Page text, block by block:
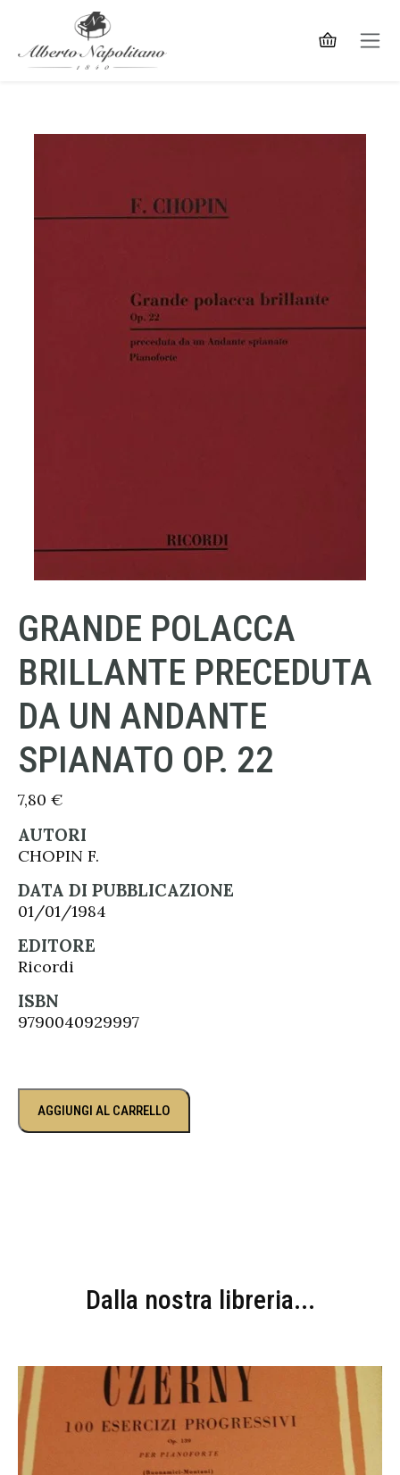
GRANDE POLACCA
BRILLANTE PRECEDUTA
DA UN ANDANTE
SPIANATO OP. 22
7,80 €
AUTORI
CHOPIN F.
DATA DI PUBBLICAZIONE
01/01/1984
EDITORE
Ricordi
ISBN
9790040929997
AGGIUNGI AL CARRELLO
Dalla nostra libreria...